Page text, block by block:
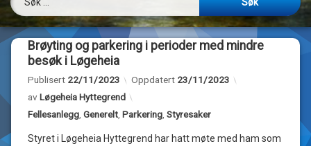
Bilder
Webkamera
Om…
Brøyting og parkering i perioder med mindre
besøk i Løgeheia
Publisert 22/11/2023 Oppdatert 23/11/2023
avLøgeheia Hyttegrend
Kategorier:
Fellesanlegg Generelt Parkering Styresaker
Styret i Løgeheia Hyttegrend har hatt møte med ham som